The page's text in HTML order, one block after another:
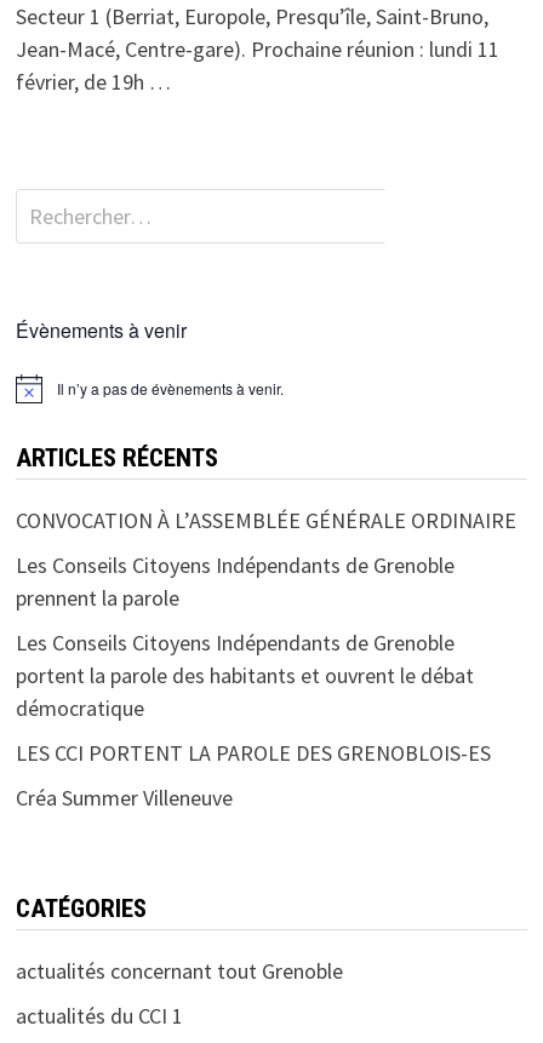
Secteur 1 (Berriat, Europole, Presqu’île, Saint-Bruno,
Jean-Macé, Centre-gare). Prochaine réunion : lundi 11
février, de 19h …
Rechercher :
Évènements à venir
Il n’y a pas de évènements à venir.
ARTICLES RÉCENTS
CONVOCATION À L’ASSEMBLÉE GÉNÉRALE ORDINAIRE
Les Conseils Citoyens Indépendants de Grenoble
prennent la parole
Les Conseils Citoyens Indépendants de Grenoble
portent la parole des habitants et ouvrent le débat
démocratique
LES CCI PORTENT LA PAROLE DES GRENOBLOIS-ES
Créa Summer Villeneuve
CATÉGORIES
actualités concernant tout Grenoble
actualités du CCI 1